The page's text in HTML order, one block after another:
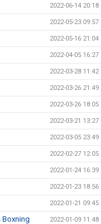
2022-06-14 20:18
2022-05-23 09:57
2022-05-16 21:04
2022-04-05 16:27
2022-03-28 11:42
2022-03-26 21:49
2022-03-26 18:05
2022-03-21 13:27
2022-03-05 23:49
2022-02-27 12:05
2022-01-24 16:39
2022-01-23 18:56
2022-01-21 09:45
Boxning 2022-01-09 11:48